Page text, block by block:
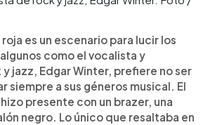
es un escenario para lucir los
como el vocalista y
jazz, Edgar Winter, prefiere no ser
siempre a sus géneros musical. El
presente con un brazer, una
negro. Lo único que resaltaba en